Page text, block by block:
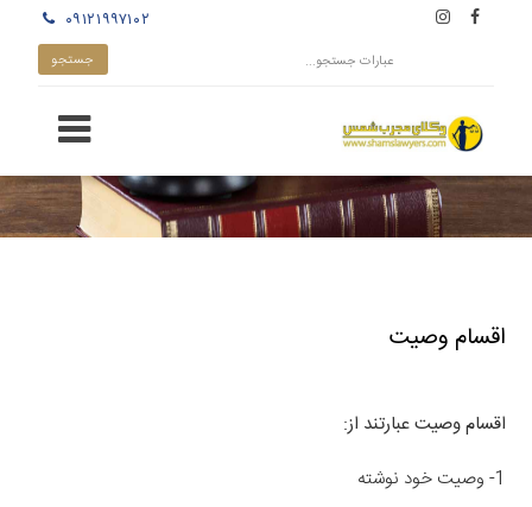
۰۹۱۲۱۹۹۷۱۰۲
اقسام وصیت
اقسام وصیت عبارتند از:
1- وصیت خود نوشته